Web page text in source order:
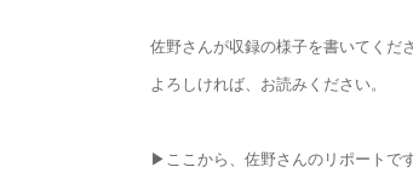
佐野さんが収録の様子を書いてくだ
よろしければ、お読みください。
▶ここから、佐野さんのリポートです